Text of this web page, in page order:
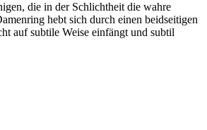
die in der Schlichtheit die wahre
hebt sich durch einen beidseitigen
auf subtile Weise einfängt und subtil